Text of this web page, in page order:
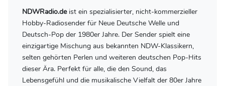
NDWRadio.deist ein spezialisierter, nicht-kommerzieller
Hobby-Radiosender für Neue Deutsche Welle und
Deutsch-Pop der 1980er Jahre. Der Sender spielt eine
einzigartige Mischung aus bekannten NDW-Klassikern,
selten gehörten Perlen und weiteren deutschen Pop-Hits
dieser Ära. Perfekt für alle, die den Sound, das
Lebensgefühl und die musikalische Vielfalt der 80er Jahre